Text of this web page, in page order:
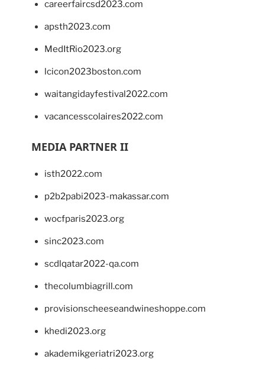
careerfaircsd2023.com
apsth2023.com
MedItRio2023.org
lcicon2023boston.com
waitangidayfestival2022.com
vacancesscolaires2022.com
MEDIA PARTNER II
isth2022.com
p2b2pabi2023-makassar.com
wocfparis2023.org
sinc2023.com
scdlqatar2022-qa.com
thecolumbiagrill.com
provisionscheeseandwineshoppe.com
khedi2023.org
akademikgeriatri2023.org